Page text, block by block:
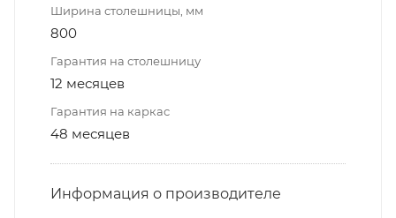
Ширина столешницы, мм
800
Гарантия на столешницу
12 месяцев
Гарантия на каркас
48 месяцев
Информация о производителе